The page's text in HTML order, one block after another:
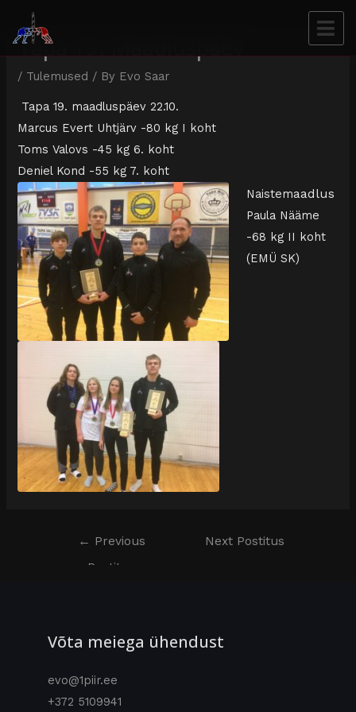
Tapa 19. Maadluspäev
/ Tulemused / By Evo Saar
Tapa 19. maadluspäev 22.10.
Marcus Evert Uhtjärv -80 kg I koht
Toms Valovs -45 kg 6. koht
Deniel Kond -55 kg 7. koht
Naistemaadlus
Paula Nääme
-68 kg II koht
(EMÜ SK)
← Previous
Postitus
Next Postitus
Võta meiega ühendust
evo@1piir.ee
+372 5109941